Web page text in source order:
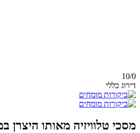
10/0
דירוג כללי
מסכי טלוויזיה מאותו היצרן